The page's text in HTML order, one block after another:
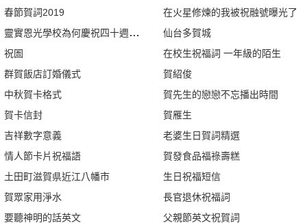
春節賀詞2019
靈實恩光學校為何慶祝四十週年校慶
祝圄
群賀飯店訂婚儀式
中秋賀卡格式
賀卡信封
吉祥數字意義
情人節卡片祝福語
土田町滋賀県近江八幡市
賀眾家用淨水
要聽神明的話英文
在火星修煉的我被祝融號曝光了
仙台多賀城
在校生祝福詞 一年級的陌生
賀紹俊
賀先生的戀戀不忘播出時間
賀雁生
老婆生日賀詞精選
賀發食品福祿壽糕
生日祝福短信
長官退休祝福詞
父親節英文祝賀詞